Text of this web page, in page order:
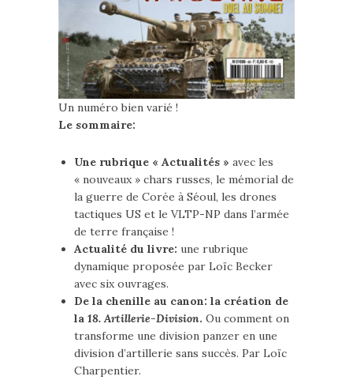
Un numéro bien varié !
Le sommaire:
Une rubrique « Actualités » avec les
« nouveaux » chars russes, le mémorial de
la guerre de Corée à Séoul, les drones
tactiques US et le VLTP-NP dans l’armée
de terre française !
Actualité du livre: une rubrique
dynamique proposée par Loïc Becker
avec six ouvrages.
De la chenille au canon: la création de
la 18. Artillerie-Division. Ou comment on
transforme une division panzer en une
division d’artillerie sans succès. Par Loïc
Charpentier.